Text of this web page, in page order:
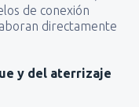
de conexión
directamente
y del aterrizaje